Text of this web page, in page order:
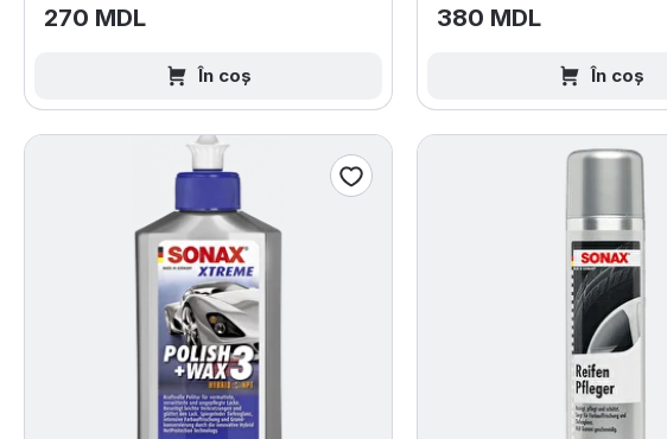
270 MDL
În coș
380 MDL
În coș